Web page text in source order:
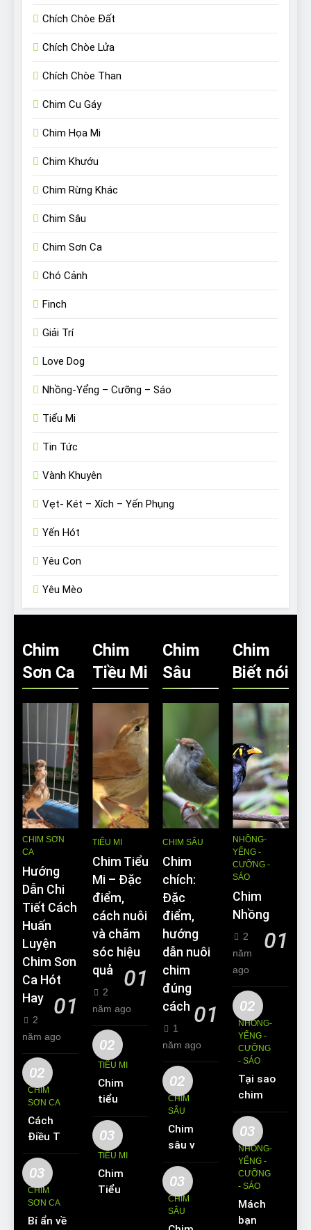
Chích Chòe Đất
Chích Chòe Lửa
Chích Chòe Than
Chim Cu Gáy
Chim Họa Mi
Chim Khướu
Chim Rừng Khác
Chim Sâu
Chim Sơn Ca
Chó Cảnh
Finch
Giải Trí
Love Dog
Nhồng-Yểng – Cưỡng – Sáo
Tiểu Mi
Tin Tức
Vành Khuyên
Vẹt- Két – Xích – Yến Phụng
Yến Hót
Yêu Con
Yêu Mèo
Chim
Sơn Ca
CHIM SƠN
CA
Hướng
Dẫn Chi
Tiết Cách
Huấn
Luyện
Chim Sơn
Ca Hót
Hay
01
2
năm ago
02
CHIM
SƠN CA
Cách
Điều Trị
Hiệu
Quả
Các
Bệnh
Thường
03
CHIM
SƠN CA
Bí ẩn về
Chim
Tiều Mi
TIỂU MI
Chim Tiểu
Mi – Đặc
điểm,
cách nuôi
và chăm
sóc hiệu
quả
01
2
năm ago
02
TIỂU MI
Chim
tiểu mi
ăn gì?
Kinh
nghiệm
chim
tiểu mi
03
TIỂU MI
Chim
Tiểu Mi
Chim
Sâu
CHIM SÂU
Chim
chích:
Đặc
điểm,
hướng
dẫn nuôi
chim
đúng
cách 01
1
năm ago
02
CHIM
SÂU
Chim
sâu và
những
thông
tin cơ
bản về
loài
03
CHIM
SÂU
Chim
Biết nói
NHỒNG-
YỂNG -
CƯỠNG -
SÁO
Chim
Nhồng
01
2
năm
ago
02
NHỒNG-
YỂNG -
CƯỠNG
- SÁO
Tại sao
chim
Sáo lại
được
yêu
thích
nuôi
làm thú
cưng?
03
NHỒNG-
YỂNG -
CƯỠNG
- SÁO
Mách
bạn